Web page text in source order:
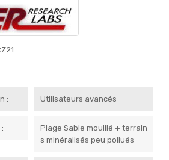
: Utilisateurs avancés
Plage Sable mouillé + terrain
s minéralisés peu pollués